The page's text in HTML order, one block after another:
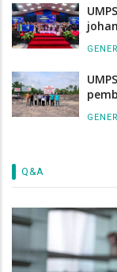
Q&A